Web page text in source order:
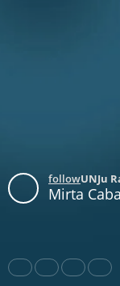
followUNJu
Mirta Cabana
Share Like